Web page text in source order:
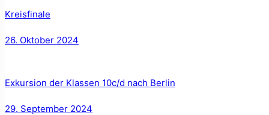
Kreisfinale
26. Oktober 2024
Exkursion der Klassen 10c/d nach Berlin
29. September 2024